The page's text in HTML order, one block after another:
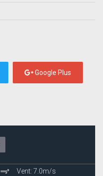
Google Plus
Vent: 7.0m/s